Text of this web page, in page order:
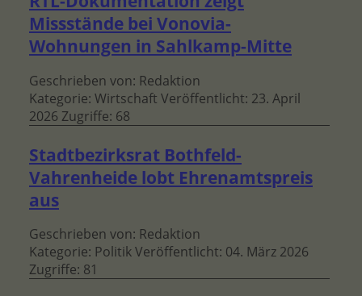
Missstände bei Vonovia-
Wohnungen in Sahlkamp-Mitte
Geschrieben von: Redaktion
Kategorie: Wirtschaft Veröffentlicht: 23. April
2026 Zugriffe: 68
Stadtbezirksrat Bothfeld-
Vahrenheide lobt Ehrenamtspreis
aus
Geschrieben von: Redaktion
Kategorie: PolitikVeröffentlicht: 04. März 2026
Zugriffe: 81